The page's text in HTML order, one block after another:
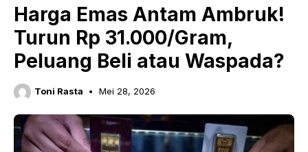
Harga Emas Antam Ambruk!
Turun Rp 31.000/Gram,
Peluang Beli atau Waspada?
Toni Rasta Mei 28, 2026